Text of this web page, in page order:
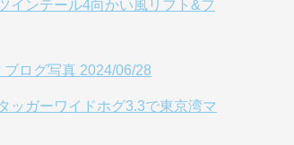
インテール4向かい風リフト&フ
ッガーワイドホグ3.3で東京湾マ